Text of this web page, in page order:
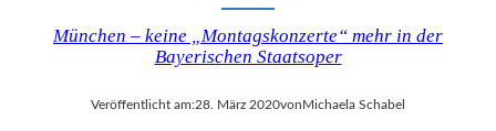
München – keine „Montagskonzerte“ mehr in der
Bayerischen Staatsoper
Veröffentlicht am:28. März 2020von Michaela Schabel